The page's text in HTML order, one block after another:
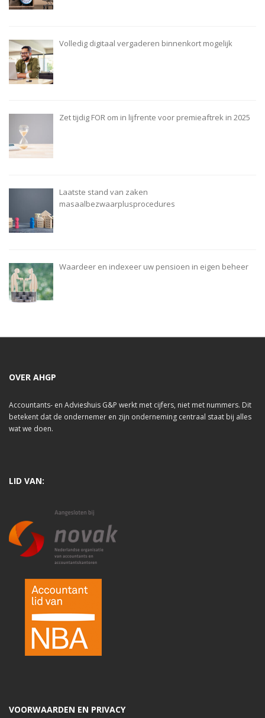
Volledig digitaal vergaderen binnenkort mogelijk
Zet tijdig FOR om in lijfrente voor premieaftrek in 2025
Laatste stand van zaken
masaalbezwaarplusprocedures
Waardeer en indexeer uw pensioen in eigen beheer
OVER AHGP
Accountants- en Advieshuis G&P werkt met cijfers, niet met nummers. Dit
betekent dat de ondernemer en zijn onderneming centraal staat bij alles
wat we doen.
LID VAN:
VOORWAARDEN EN PRIVACY